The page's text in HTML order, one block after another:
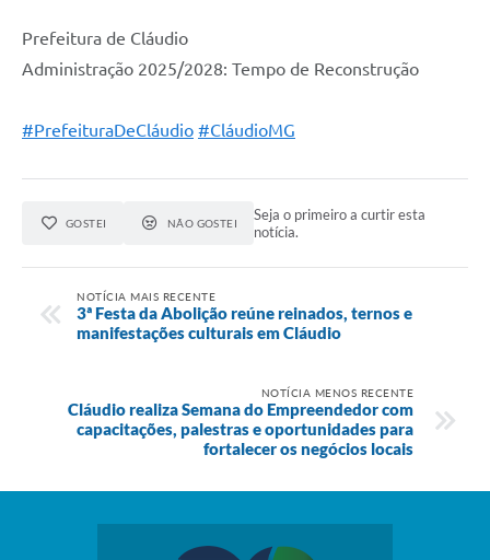
Prefeitura de Cláudio
Administração 2025/2028: Tempo de Reconstrução
#PrefeituraDeCláudio #CláudioMG
GOSTEI NÃO GOSTEI
Seja o primeiro a curtir esta
notícia.
NOTÍCIA MAIS RECENTE
3ª Festa da Abolição reúne reinados, ternos e
manifestações culturais em Cláudio
NOTÍCIA MENOS RECENTE
Cláudio realiza Semana do Empreendedor com
capacitações, palestras e oportunidades para
fortalecer os negócios locais